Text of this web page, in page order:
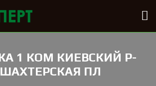
1 КОМ КИЕВСКИЙ Р-
ПЛ